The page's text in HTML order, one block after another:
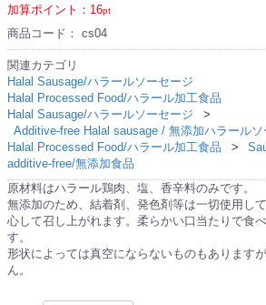
加算ポイント： 16pt
商品コード： cs04
関連カテゴリ
Halal Sausage/ハラールソーセージ
Halal Processed Food/ハラール加工食品
Halal Sausage/ハラールソーセージ
Additive-free Halal sausage / 無添加ハラールソ
Halal Processed Food/ハラール加工食品
additive-free/無添加食品
原材料はハラール鶏肉、塩、香辛料のみです。
無添加のため、結着剤、発色剤等は一切使用し
心して召し上がれます。柔らかい口当たりで食
す。
形状によっては真空にならないものもあります
ん。